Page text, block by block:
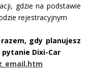
gdzie na podstawie
rejestracyjnym
gdy planujesz
Dixi-Car